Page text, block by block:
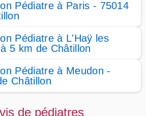
Pédiatre à Paris - 75014
Pédiatre à L'Haÿ les
5 km de Châtillon
Pédiatre à Meudon -
Châtillon
de pédiatres